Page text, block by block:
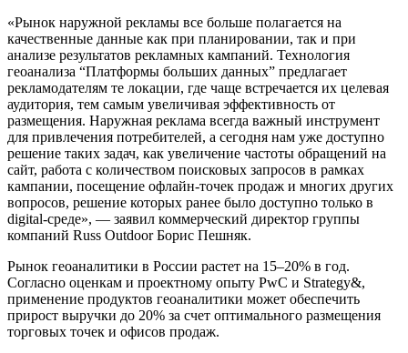
«Рынок наружной рекламы все больше полагается на
качественные данные как при планировании, так и при
анализе результатов рекламных кампаний. Технология
геоанализа “Платформы больших данных” предлагает
рекламодателям те локации, где чаще встречается их целевая
аудитория, тем самым увеличивая эффективность от
размещения. Наружная реклама всегда важный инструмент
для привлечения потребителей, а сегодня нам уже доступно
решение таких задач, как увеличение частоты обращений на
сайт, работа с количеством поисковых запросов в рамках
кампании, посещение офлайн-точек продаж и многих других
вопросов, решение которых ранее было доступно только в
digital-среде», — заявил коммерческий директор группы
компаний Russ Outdoor Борис Пешняк.
Рынок геоаналитики в России растет на 15–20% в год.
Согласно оценкам и проектному опыту PwC и Strategy&,
применение продуктов геоаналитики может обеспечить
прирост выручки до 20% за счет оптимального размещения
торговых точек и офисов продаж.